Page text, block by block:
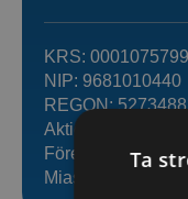
KRS: 0001075799
NIP: 9681010440
REGON:
Aktiekapital: PLN
Miasto och Wilda
Ta